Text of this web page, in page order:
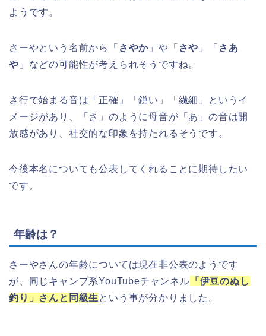
ようです。
さーやという名前から「 さやか 」や「 さや 」「 さあ
や 」などの可能性が考えられそうですね。
さ行で始まる音は「正確」「鋭い」「繊細」というイ
メージがあり、「さ」のように母音が「あ」の音は開
放感があり、社交的な印象を持たれるそうです。
今後本名についても公表してくれることに期待したい
です。
年齢は？
さーやさんの年齢については現在非公表のようです
が、同じキャンプ系YouTubeチャンネル 「伊豆のぬし
釣り」さんと同級生 という事が分かりました。